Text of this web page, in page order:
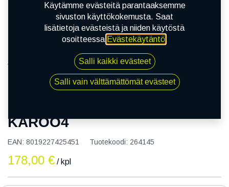
150/70R18 70T METZELER KAROO4
KAROO4
EAN: 8019227425451 Tuotekoodi: 264145
178,00 € / kpl
Käytämme evästeitä parantaaksemme
sivuston käyttökokemusta. Saat
lisätietoja evästeistä ja niiden käytöstä
osoitteessa Evästekäytäntö.
Salli kaikki evästeet
Salli vain välttämättömät evästeet